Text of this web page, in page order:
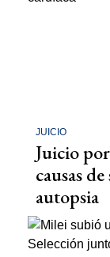
JUICIO
Juicio
causas
autopsia